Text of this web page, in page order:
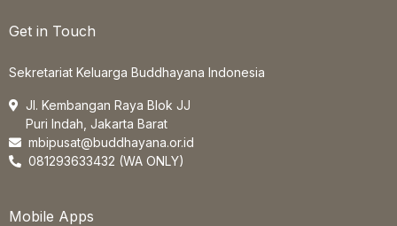
Get in Touch
Sekretariat Keluarga Buddhayana Indonesia
Jl. Kembangan Raya Blok JJ
Puri Indah, Jakarta Barat
mbipusat@buddhayana.or.id
081293633432 (WA ONLY)
Mobile Apps